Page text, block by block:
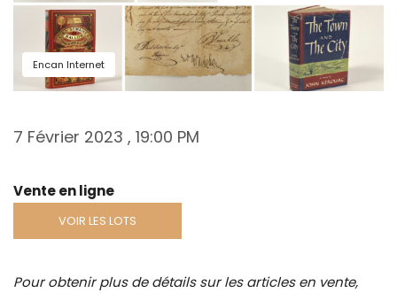
Encan Internet
7 Février 2023 , 19:00 PM
Vente en ligne
VOIR LES LOTS
Pour obtenir plus de détails sur les articles en vente,